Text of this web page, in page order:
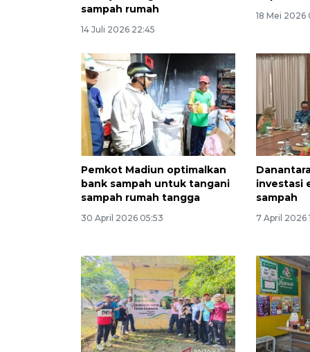
sampah rumah
14 Juli 2026 22:45
18 Mei 2026
Pemkot Madiun optimalkan
bank sampah untuk tangani
sampah rumah tangga
30 April 2026 05:53
investasi
sampah
7 April 2026